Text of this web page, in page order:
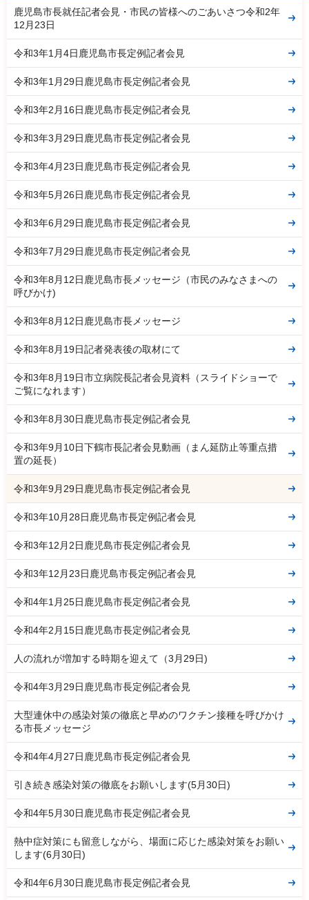
鹿児島市長就任記者会見・市民の皆様へのごあいさつ令和2年
12月23日
令和3年1月4日鹿児島市長定例記者会見
令和3年1月29日鹿児島市長定例記者会見
令和3年2月16日鹿児島市長定例記者会見
令和3年3月29日鹿児島市長定例記者会見
令和3年4月23日鹿児島市長定例記者会見
令和3年5月26日鹿児島市長定例記者会見
令和3年6月29日鹿児島市長定例記者会見
令和3年7月29日鹿児島市長定例記者会見
令和3年8月12日鹿児島市長メッセージ（市民のみなさまへの
呼びかけ)
令和3年8月12日鹿児島市長メッセージ
令和3年8月19日記者発表後の取材にて
令和3年8月19日市立病院長記者会見資料（スライドショーで
ご覧になれます）
令和3年8月30日鹿児島市長定例記者会見
令和3年9月10日下鶴市長記者会見動画（まん延防止等重点措
置の延長）
令和3年9月29日鹿児島市長定例記者会見
令和3年10月28日鹿児島市長定例記者会見
令和3年12月2日鹿児島市長定例記者会見
令和3年12月23日鹿児島市長定例記者会見
令和4年1月25日鹿児島市長定例記者会見
令和4年2月15日鹿児島市長定例記者会見
人の流れが増加する時期を迎えて（3月29日)
令和4年3月29日鹿児島市長定例記者会見
大型連休中の感染対策の徹底と早めのワクチン接種を呼びかけ
る市長メッセージ
令和4年4月27日鹿児島市長定例記者会見
引き続き感染対策の徹底をお願いします(5月30日)
令和4年5月30日鹿児島市長定例記者会見
熱中症対策にも留意しながら、場面に応じた感染対策をお願い
します(6月30日)
令和4年6月30日鹿児島市長定例記者会見